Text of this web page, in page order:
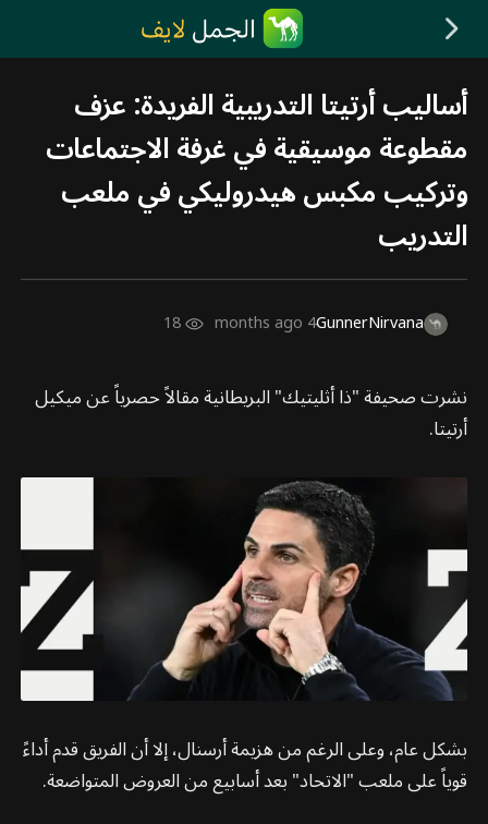
أساليب أرتيتا التدريبية الفريدة: عزف
مقطوعة موسيقية في غرفة الاجتماعات
وتركيب مكبس هيدروليكي في ملعب
التدريب
GunnerNirvana
4 months ago
18
نشرت صحيفة "ذا أثليتيك" البريطانية مقالاً حصرياً عن ميكيل
أرتيتا.
بشكل عام، وعلى الرغم من هزيمة أرسنال، إلا أن الفريق قدم أداءً
قوياً على ملعب "الاتحاد" بعد أسابيع من العروض المتواضعة.